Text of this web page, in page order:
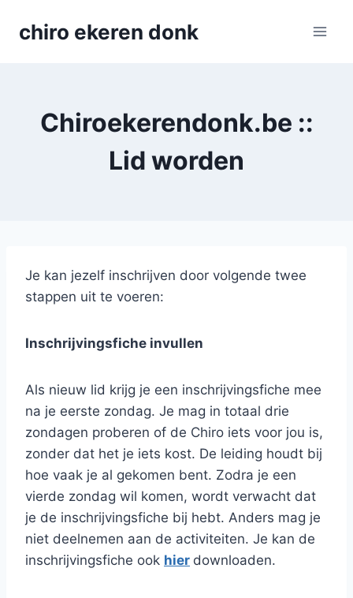
chiro ekeren donk
Chiroekerendonk.be ::
Lid worden
Je kan jezelf inschrijven door volgende twee
stappen uit te voeren:
Inschrijvingsfiche invullen
Als nieuw lid krijg je een inschrijvingsfiche mee
na je eerste zondag. Je mag in totaal drie
zondagen proberen of de Chiro iets voor jou is,
zonder dat het je iets kost. De leiding houdt bij
hoe vaak je al gekomen bent. Zodra je een
vierde zondag wil komen, wordt verwacht dat
je de inschrijvingsfiche bij hebt. Anders mag je
niet deelnemen aan de activiteiten. Je kan de
inschrijvingsfiche ook hier downloaden.